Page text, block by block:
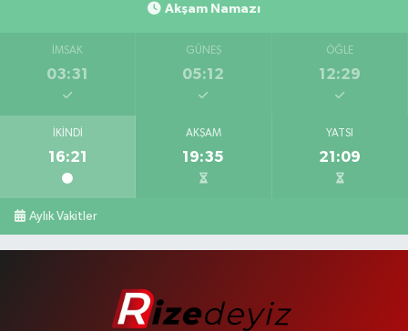
Akşam Namazı
İMSAK
03:31
GÜNEŞ
05:12
ÖĞLE
12:29
İKINDI
16:21
AKŞAM
19:35
YATSI
21:09
Aylık Vakitler